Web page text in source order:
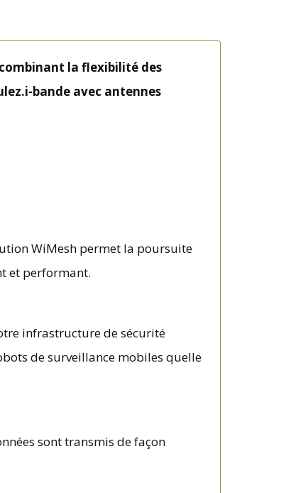
la flexibilité des
bande avec antennes
WiMesh permet la poursuite
et performant.
infrastructure de sécurité
de surveillance mobiles quelle
sont transmis de façon